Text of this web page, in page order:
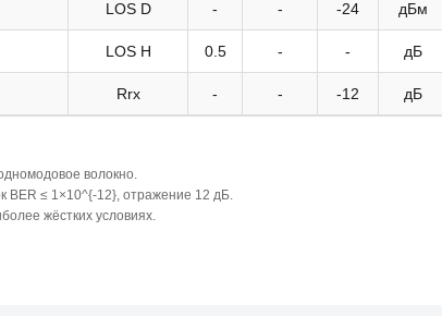
LOS D - - -24 дБм
LOS H 0.5 - - дБ
Rrx - - -12 дБ
волокно.
≤ 1×10^{-12}, отражение 12 дБ.
жёстких условиях.